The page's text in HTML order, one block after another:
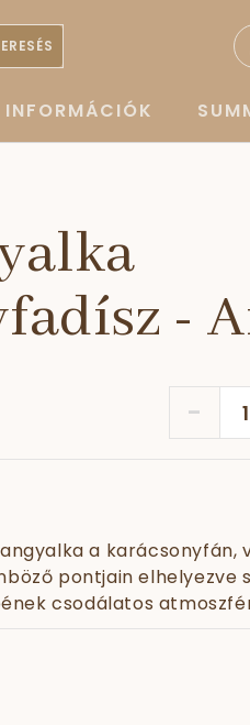
-
-
a karácsonyfán,
pontjain elhelyezve
csodálatos